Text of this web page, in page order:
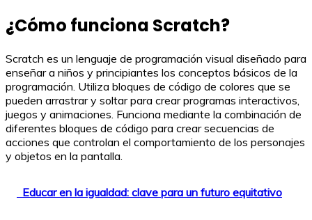
¿Cómo funciona Scratch?
Scratch es un lenguaje de programación visual diseñado para
enseñar a niños y principiantes los conceptos básicos de la
programación. Utiliza bloques de código de colores que se
pueden arrastrar y soltar para crear programas interactivos,
juegos y animaciones. Funciona mediante la combinación de
diferentes bloques de código para crear secuencias de
acciones que controlan el comportamiento de los personajes
y objetos en la pantalla.
Educar en la igualdad: clave para un futuro equitativo